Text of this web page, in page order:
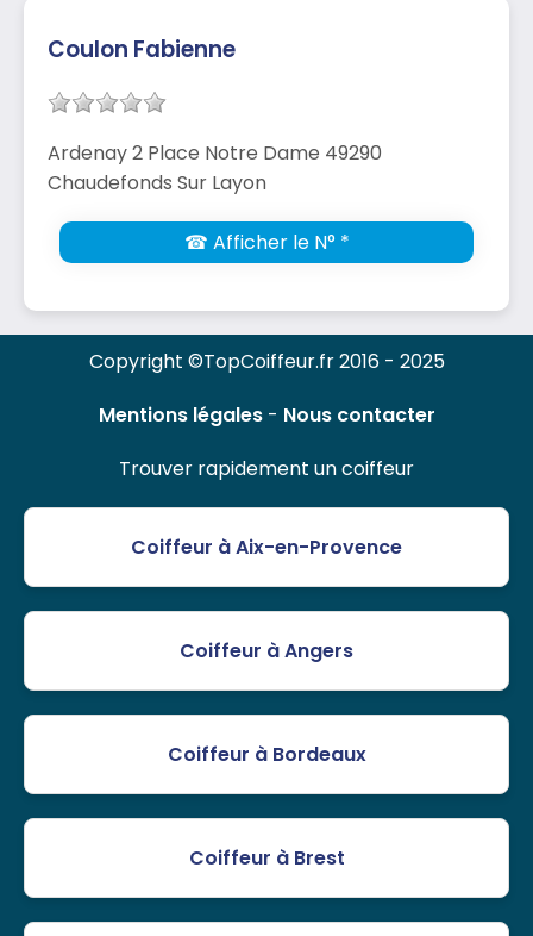
Coulon Fabienne
Ardenay 2 Place Notre Dame 49290
Chaudefonds Sur Layon
☎ Afficher le N° *
Copyright ©TopCoiffeur.fr 2016 - 2025
Mentions légales- Nous contacter
Trouver rapidement un coiffeur
Coiffeur à Aix-en-Provence
Coiffeur à Angers
Coiffeur à Bordeaux
Coiffeur à Brest